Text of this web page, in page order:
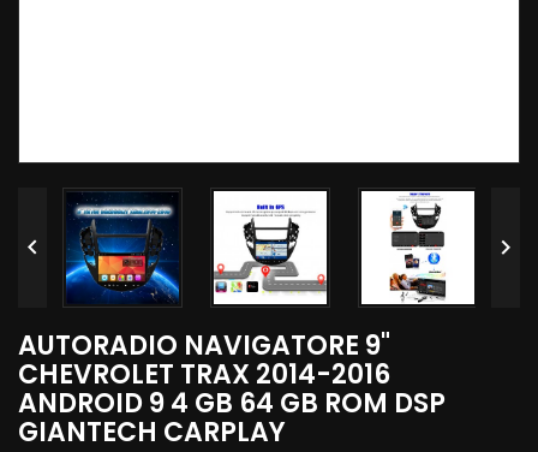
 
AUTORADIO NAVIGATORE 9"
CHEVROLET TRAX 2014-2016
ANDROID 9 4 GB 64 GB ROM DSP
GIANTECH CARPLAY